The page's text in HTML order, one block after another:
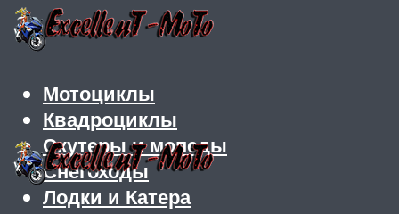
Мотоциклы
Квадроциклы
Скутеры и мопеды
Снегоходы
Лодки и Катера